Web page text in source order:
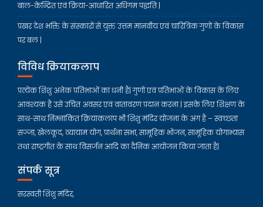
बाल-केन्द्रित एवं क्रिया-आधारित अधिगम पद्धति |
प्रखर देश भक्ति के संस्कारों से युक्त उत्तम मानवीय एवं चारित्रिक गुणों के विकास
पर बल |
विविध क्रियाकलाप
प्रत्येक शिशु अनेक प्रतिभाओं का धनी है| गुणों एवं प्रतिभाओं के विकास के लिए
आवश्यक है उसे उचित अवसर एवं वातावरण प्रदान करना | इसके लिए शिक्षण के
साथ-साथ निम्नांकित क्रियाकलाप भी शिशु मंदिर योजना के अंग है – स्वच्छता
सज्जा, खेलकूद, व्यायाम योग, प्रार्थना सभा, सामूहिक भोजन, सामूहिक योगाभ्यास
तथा राष्ट्रगीत के साथ विसर्जन आदि का दैनिक आयोजन किया जाता है|
संपर्क सूत्र
सरस्वती शिशु मंदिर,